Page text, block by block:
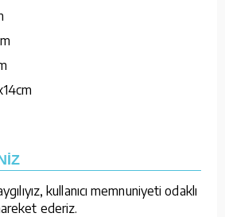
kullanıcı memnuniyeti odaklı
ederiz.